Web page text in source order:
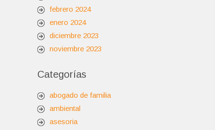
febrero 2024
enero 2024
diciembre 2023
noviembre 2023
Categorías
abogado de familia
ambiental
asesoria